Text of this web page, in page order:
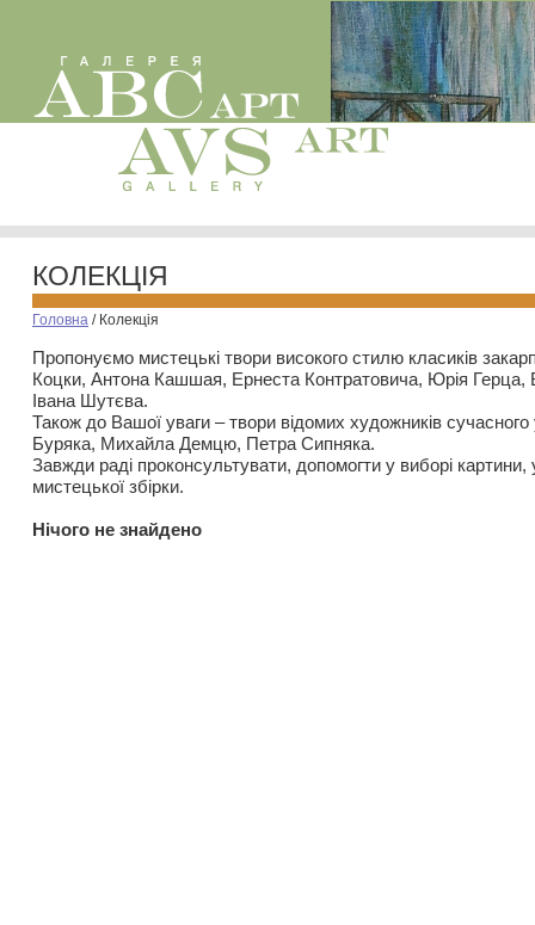
КОЛЕКЦІЯ
Головна / Колекція
Пропонуємо мистецькі твори високого стилю класиків
Коцки, Антона Кашшая, Ернеста Контратовича, Юрія
Івана Шутєва.
Також до Вашої уваги – твори відомих художників
Буряка, Михайла Демцю, Петра Сипняка.
Завжди раді проконсультувати, допомогти у виборі картини,
мистецької збірки.
Нiчого не знайдено